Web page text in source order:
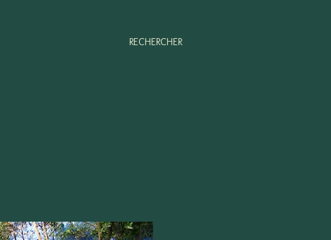
RECHERCHER